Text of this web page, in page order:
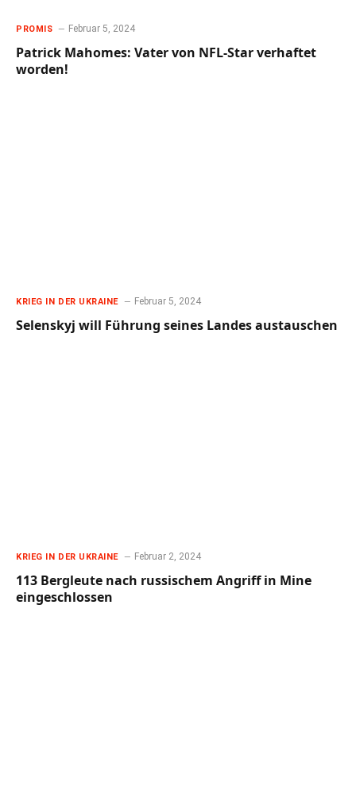
PROMIS Februar 5, 2024
Patrick Mahomes: Vater von NFL-Star verhaftet
worden!
KRIEG IN DER UKRAINE Februar 5, 2024
Selenskyj will Führung seines Landes austauschen
KRIEG IN DER UKRAINE Februar 2, 2024
113 Bergleute nach russischem Angriff in Mine
eingeschlossen